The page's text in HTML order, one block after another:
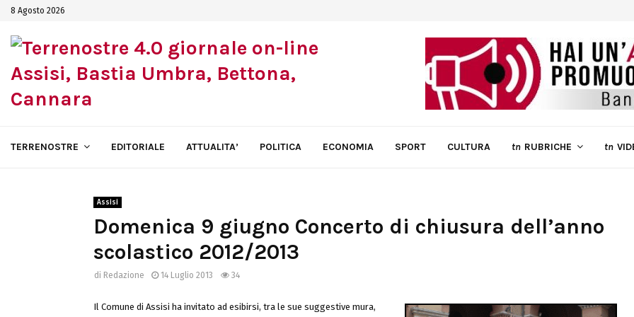
8 Agosto 2026
TERRENOSTRE EDITORIALE ATTUALITA’ POLITICA ECONOMIA SPORT CULTURA tn RUBRICHE tn
Assisi
Domenica 9 giugno Concerto di chiusura dell’anno
scolastico 2012/2013
di Redazione 14 Luglio 2013 34
Il Comune di Assisi ha invitato ad esibirsi, tra le sue suggestive mura,